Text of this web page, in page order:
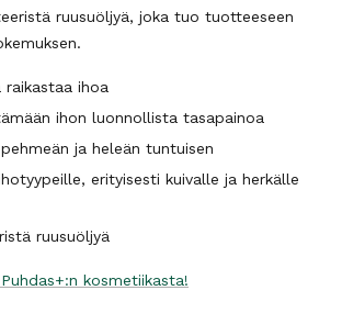
ruusuöljyä, joka tuo tuotteeseen
ihoa
ihon luonnollista tasapainoa
ja heleän tuntuisen
erityisesti kuivalle ja herkälle
ruusuöljyä
kosmetiikasta!